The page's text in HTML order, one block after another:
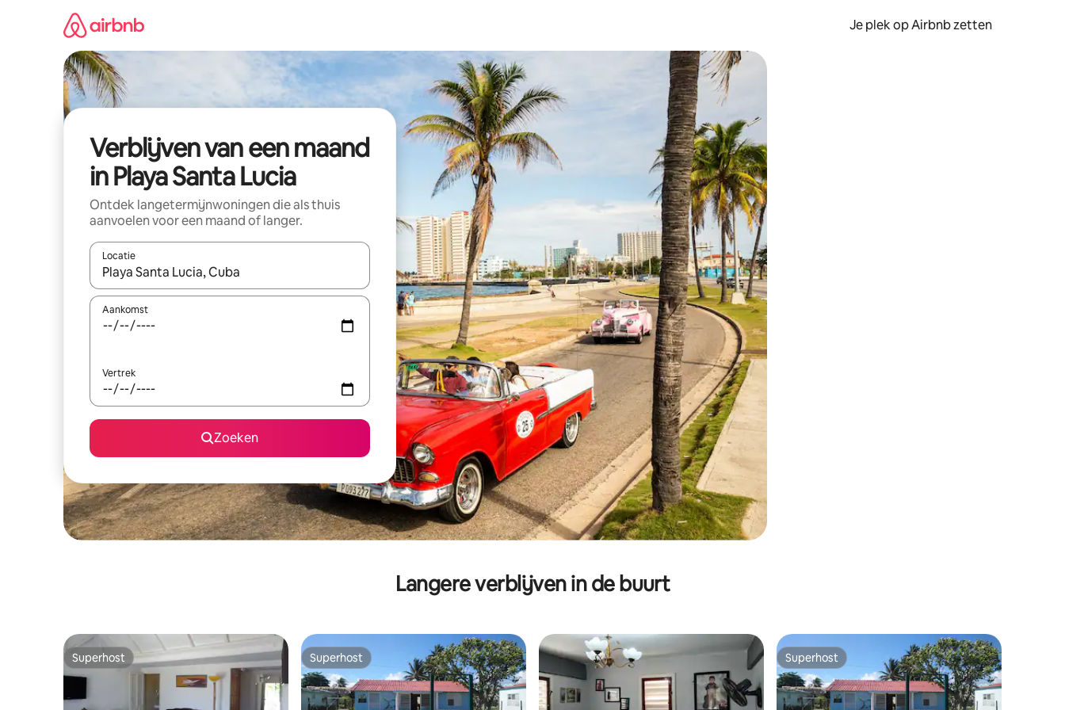
Je plek op Airbnb zetten
Verblijven van een maand
in Playa Santa Lucia
Ontdek langetermijnwoningen die als thuis
aanvoelen voor een maand of langer.
Locatie
Wanneer er resultaten beschikbaar zijn, maak je een keuze met je de pijltjestoetsen omhoog en omlaag, óf door te tikken of swipen.
Aankomst
Vertrek
Zoeken
Langere verblijven in de buurt
Superhost
Superhost Superhost
Superhost Superhost
Superhost